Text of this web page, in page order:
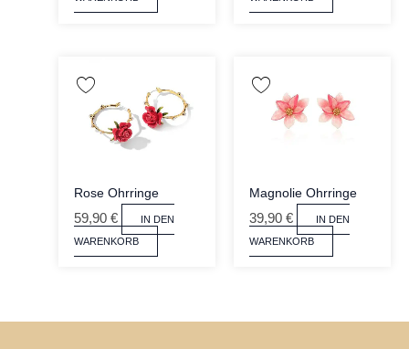
Rose Ohrringe
59,90€
IN DEN
WARENKORB
Magnolie Ohrringe
39,90€
IN DEN
WARENKORB